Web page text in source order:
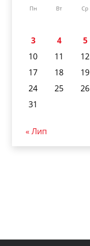
Пн Вт Ср
3
4 5
10
11 12
17
18 19
24
25 26
31
« Лип